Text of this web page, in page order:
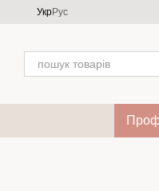
Перейти до основного
УкрРус